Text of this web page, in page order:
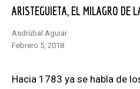
ARISTEGUIETA, EL MILAGRO DE
Asdrúbal Aguiar
febrero 5, 2018
Hacia 1783 ya se habla de